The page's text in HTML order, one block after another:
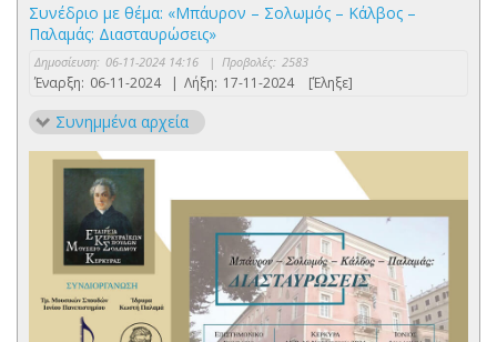
Συνέδριο με θέμα: «Μπάυρον – Σολωμός – Κάλβος –
Παλαμάς: Διασταυρώσεις»
Δημοσίευση: 06-11-2024 14:16 | Προβολές: 2583
Έναρξη: 06-11-2024 | Λήξη: 17-11-2024 [Έληξε]
Συνημμένα αρχεία